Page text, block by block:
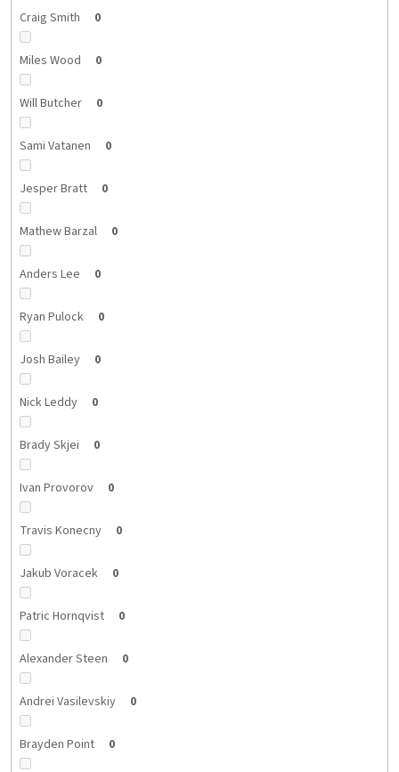
Craig Smith 0
Miles Wood 0
Will Butcher 0
Sami Vatanen 0
Jesper Bratt 0
Mathew Barzal 0
Anders Lee 0
Ryan Pulock 0
Josh Bailey 0
Nick Leddy 0
Brady Skjei 0
Ivan Provorov 0
Travis Konecny 0
Jakub Voracek 0
Patric Hornqvist 0
Alexander Steen 0
Andrei Vasilevskiy 0
Brayden Point 0